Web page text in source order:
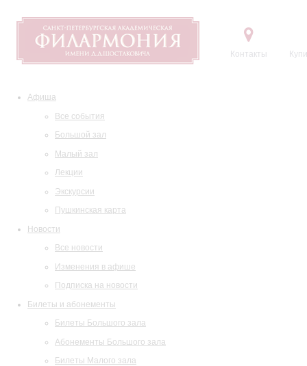
Контакты
Афиша
Все события
Большой зал
Малый зал
Лекции
Экскурсии
Пушкинская карта
Новости
Все новости
Изменения в афише
Подписка на новости
Билеты и абонементы
Билеты Большого зала
Абонементы Большого зала
Билеты Малого зала